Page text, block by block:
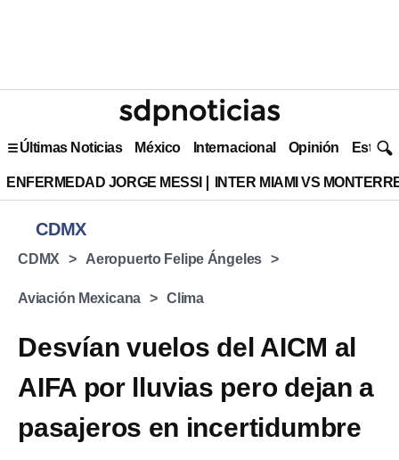
Últimas Noticias México Internacional Opinión Estilo
ENFERMEDAD JORGE MESSI INTER MIAMI VS
CDMX
CDMX Aeropuerto Felipe Ángeles
Aviación Mexicana Clima
Desvían vuelos del AICM al
AIFA por lluvias pero dejan a
pasajeros en incertidumbre